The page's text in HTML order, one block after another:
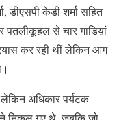
डीएसपी केडी शर्मा सहित
पतलीकूहल से चार गाडिय़ां
कर रही थीं लेकिन आग
अधिकार पर्यटक